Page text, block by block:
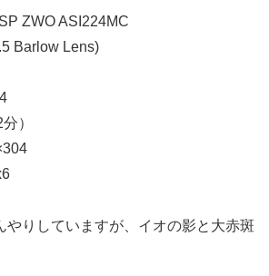
ZWO ASI224MC
Barlow Lens)
）
やりしていますが、イオの影と大赤斑